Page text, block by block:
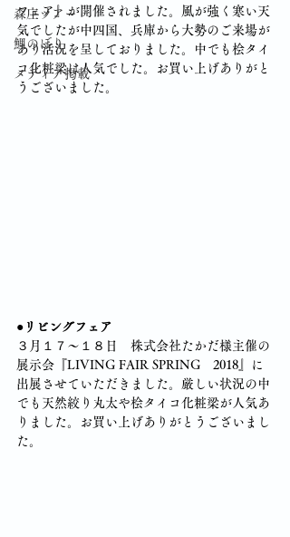
森庄ツアー
鯉のぼり
メディア掲載
フェア』が開催されました。風が強く寒い天
気でしたが中四国、兵庫から大勢のご来場が
あり活況を呈しておりました。中でも桧タイ
コ化粧梁は人気でした。お買い上げありがと
うございました。
●リビングフェア
３月１７～１８日　株式会社たかだ様主催の
展示会『LIVING FAIR SPRING　2018』に
出展させていただきました。厳しい状況の中
でも天然絞り丸太や桧タイコ化粧梁が人気あ
りました。お買い上げありがとうございまし
た。